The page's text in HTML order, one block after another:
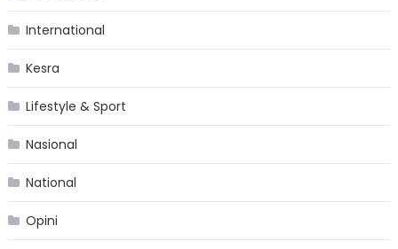
International
Kesra
Lifestyle & Sport
Nasional
National
Opini